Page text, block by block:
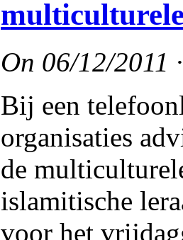
On 06/12/2011
Bij een
organisaties
de
islamitische
voor het